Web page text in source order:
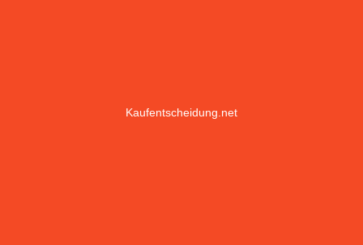
Kaufentscheidung.net